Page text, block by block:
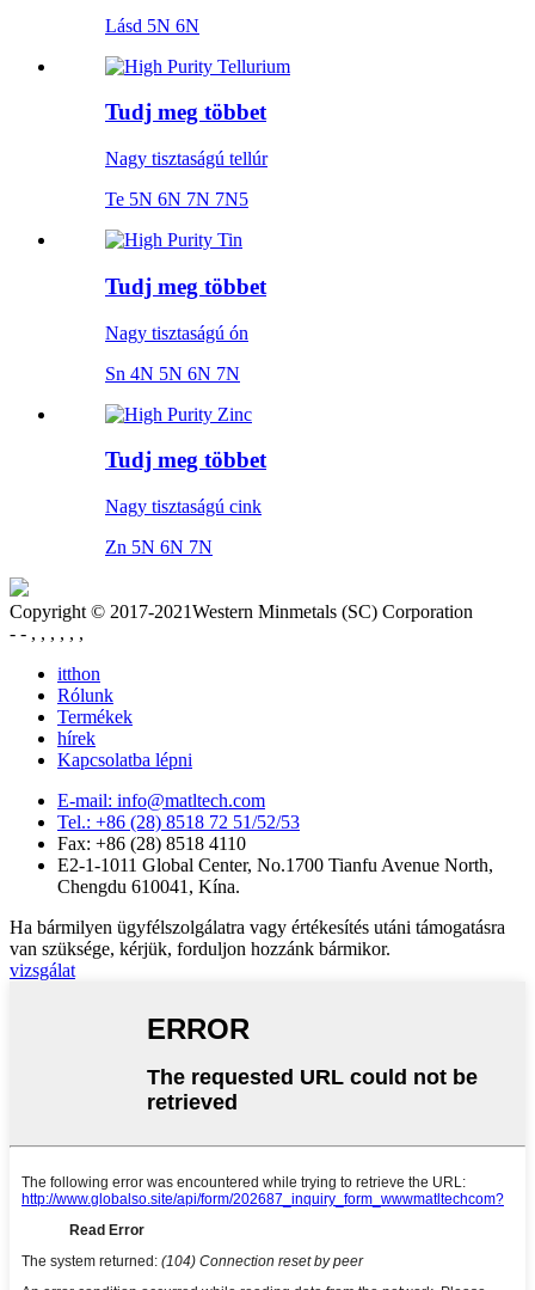
Lásd 5N 6N
Tudj meg többet
Nagy tisztaságú tellúr
Te 5N 6N 7N 7N5
Tudj meg többet
Nagy tisztaságú ón
Sn 4N 5N 6N 7N
Tudj meg többet
Nagy tisztaságú cink
Zn 5N 6N 7N
Copyright © 2017-2021Western Minmetals (SC) Corporation
- - , , , , , ,
itthon
Rólunk
Termékek
hírek
Kapcsolatba lépni
E-mail: info@matltech.com
Tel.: +86 (28) 8518 72 51/52/53
Fax: +86 (28) 8518 4110
E2-1-1011 Global Center, No.1700 Tianfu Avenue North,
Chengdu 610041, Kína.
Ha bármilyen ügyfélszolgálatra vagy értékesítés utáni támogatásra
van szüksége, kérjük, forduljon hozzánk bármikor.
vizsgálat